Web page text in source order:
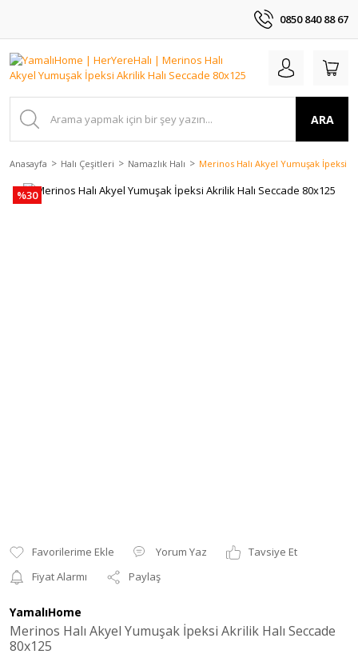
0850 840 88 67
ARA
Anasayfa Halı Çeşitleri Namazlık Halı Merinos Halı Akyel Yumuşak İpeksi
%30
Yorum Yaz
Tavsiye Et
Fiyat Alarmı
Paylaş
YamalıHome
Merinos Halı Akyel Yumuşak İpeksi Akrilik Halı Seccade
80x125